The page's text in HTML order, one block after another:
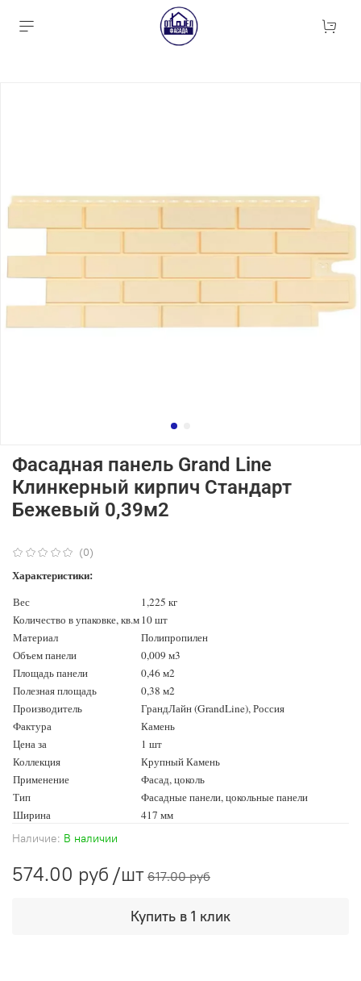
(0)
Наличие: В наличии
Фасадная панель Grand Line
Клинкерный кирпич Стандарт
Бежевый 0,39м2
574.00 руб /шт 617.00 руб
Купить в 1 клик
Характеристики:
Вес
1,225 кг
Количество в упаковке, кв.м 10 шт
Материал
Полипропилен
Объем панели
0,009 м3
Площадь панели
0,46 м2
Полезная площадь
0,38 м2
Производитель
ГрандЛайн (GrandLine), Россия
Фактура
Камень
Цена за
1 шт
Коллекция
Крупный Камень
Применение
Фасад, цоколь
Тип
Фасадные панели, цокольные панели
Ширина
417 мм